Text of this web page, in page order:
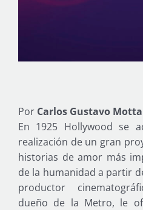
Por Carlos Gustavo Motta
En 1925 Hollywood se
realización de un gran
historias de amor más
de la humanidad a partir
productor
dueño de la Metro, le